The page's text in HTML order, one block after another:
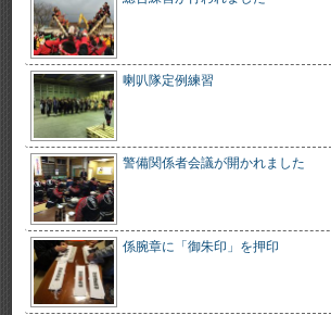
喇叭隊定例練習
警備関係者会議が開かれました
係腕章に「御朱印」を押印